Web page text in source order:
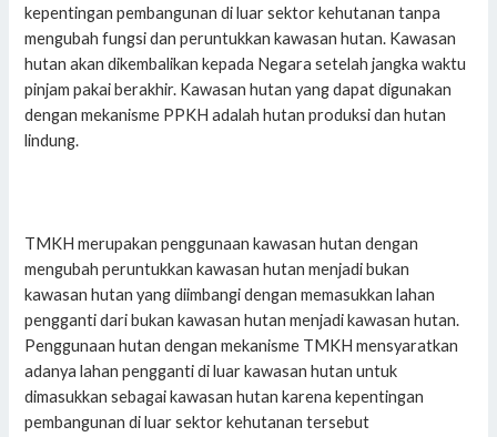
kepentingan pembangunan di luar sektor kehutanan tanpa
mengubah fungsi dan peruntukkan kawasan hutan. Kawasan
hutan akan dikembalikan kepada Negara setelah jangka waktu
pinjam pakai berakhir. Kawasan hutan yang dapat digunakan
dengan mekanisme PPKH adalah hutan produksi dan hutan
lindung.
TMKH merupakan penggunaan kawasan hutan dengan
mengubah peruntukkan kawasan hutan menjadi bukan
kawasan hutan yang diimbangi dengan memasukkan lahan
pengganti dari bukan kawasan hutan menjadi kawasan hutan.
Penggunaan hutan dengan mekanisme TMKH mensyaratkan
adanya lahan pengganti di luar kawasan hutan untuk
dimasukkan sebagai kawasan hutan karena kepentingan
pembangunan di luar sektor kehutanan tersebut